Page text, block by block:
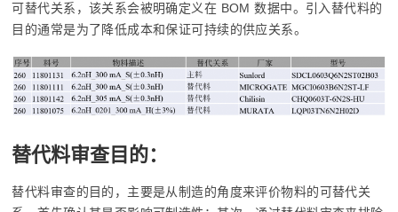
可替代关系，该关系会被明确定义在 BOM 数据中。引入替代料的
目的通常是为了降低成本和保证可持续的供应关系。
替代料审查目的：
替代料审查的目的，主要是从制造的角度来评价物料的可替代关